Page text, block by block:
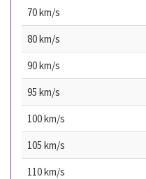
70 km/s
80 km/s
90 km/s
95 km/s
100 km/s
105 km/s
110 km/s